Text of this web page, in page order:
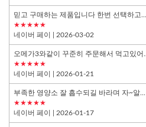
믿고 구매하는 제품입니다 한번 선택하고...
★★★★★
네이버 페이 | 2026-03-02
오메가3와같이 꾸준히 주문해서 먹고있어...
★★★★★
네이버 페이 | 2026-01-21
부족한 영양소 잘 흡수되길 바라며 자~알...
★★★★★
네이버 페이 | 2026-01-17